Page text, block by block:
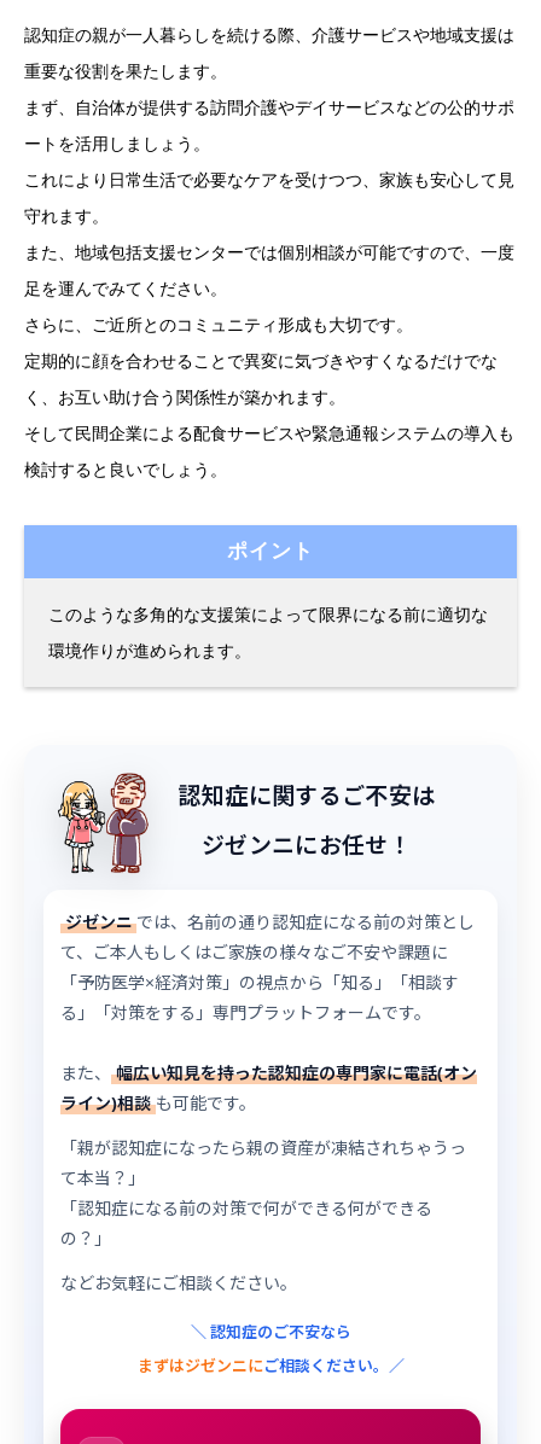
認知症の親が一人暮らしを続ける際、介護サービスや地域支援は
重要な役割を果たします。
まず、自治体が提供する訪問介護やデイサービスなどの公的サポ
ートを活用しましょう。
これにより日常生活で必要なケアを受けつつ、家族も安心して見
守れます。
また、地域包括支援センターでは個別相談が可能ですので、一度
足を運んでみてください。
さらに、ご近所とのコミュニティ形成も大切です。
定期的に顔を合わせることで異変に気づきやすくなるだけでな
く、お互い助け合う関係性が築かれます。
そして民間企業による配食サービスや緊急通報システムの導入も
検討すると良いでしょう。
ポイント
このような多角的な支援策によって限界になる前に適切な
環境作りが進められます。
認知症に関するご不安は
ジゼンニにお任せ！
ジゼンニ では、名前の通り認知症になる前の対策とし
て、ご本人もしくはご家族の様々なご不安や課題に
「予防医学×経済対策」の視点から「知る」「相談す
る」「対策をする」専門プラットフォームです。
また、
幅広い知見を持った認知症の専門家に電話(オン
ライン)相談も可能です。
「親が認知症になったら親の資産が凍結されちゃうっ
て本当？」
「認知症になる前の対策で何ができる何ができる
の？」
などお気軽にご相談ください。
＼ 認知症のご不安なら
まずはジゼンニにご相談ください。／